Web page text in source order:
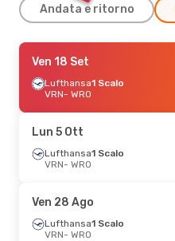
Andata e ritorno
Gio 27 Ago
Lufthansa1 Scalo
VRN- WRO
WRO- VRN
Gio 3 Set- Sab 5 Set
Lufthansa1 Scalo
WRO- VRN
Ven 18 Set
Lufthansa1 Scalo
VRN- WRO
Lun 5 Ott
Lufthansa1 Scalo
VRN- WRO
Ven 28 Ago
Lufthansa1 Scalo
VRN- WRO